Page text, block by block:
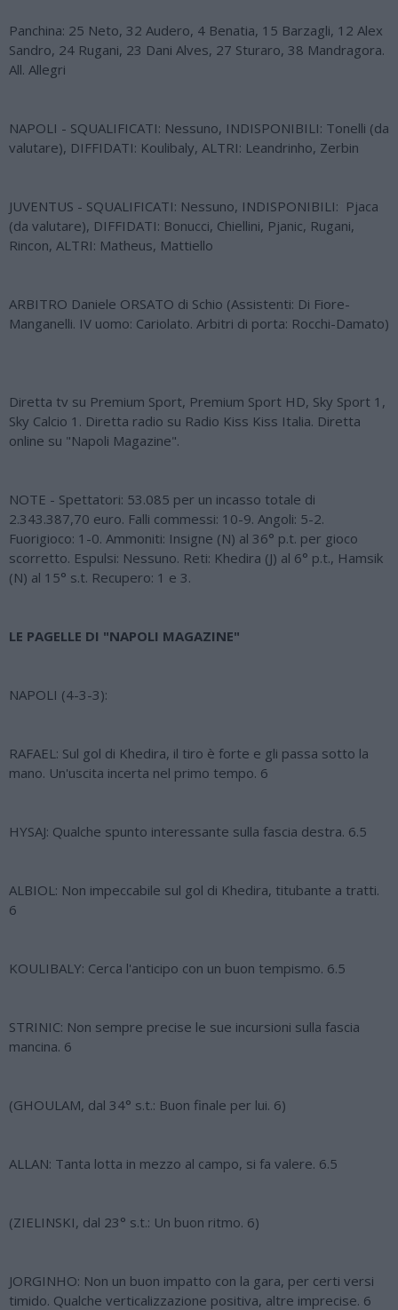
Panchina: 25 Neto, 32 Audero, 4 Benatia, 15 Barzagli, 12 Alex
Sandro, 24 Rugani, 23 Dani Alves, 27 Sturaro, 38 Mandragora.
All. Allegri
NAPOLI - SQUALIFICATI: Nessuno, INDISPONIBILI: Tonelli (da
valutare), DIFFIDATI: Koulibaly, ALTRI: Leandrinho, Zerbin
JUVENTUS - SQUALIFICATI: Nessuno, INDISPONIBILI: Pjaca
(da valutare), DIFFIDATI: Bonucci, Chiellini, Pjanic, Rugani,
Rincon, ALTRI: Matheus, Mattiello
ARBITRO Daniele ORSATO di Schio (Assistenti: Di Fiore-
Manganelli. IV uomo: Cariolato. Arbitri di porta: Rocchi-Damato)
Diretta tv su Premium Sport, Premium Sport HD, Sky Sport 1,
Sky Calcio 1. Diretta radio su Radio Kiss Kiss Italia. Diretta
online su "Napoli Magazine".
NOTE - Spettatori: 53.085 per un incasso totale di
2.343.387,70 euro. Falli commessi: 10-9. Angoli: 5-2.
Fuorigioco: 1-0. Ammoniti: Insigne (N) al 36° p.t. per gioco
scorretto. Espulsi: Nessuno. Reti: Khedira (J) al 6° p.t., Hamsik
(N) al 15° s.t. Recupero: 1 e 3.
LE PAGELLE DI "NAPOLI MAGAZINE"
NAPOLI (4-3-3):
RAFAEL: Sul gol di Khedira, il tiro è forte e gli passa sotto la
mano. Un'uscita incerta nel primo tempo. 6
HYSAJ: Qualche spunto interessante sulla fascia destra. 6.5
ALBIOL: Non impeccabile sul gol di Khedira, titubante a tratti.
6
KOULIBALY: Cerca l'anticipo con un buon tempismo. 6.5
STRINIC: Non sempre precise le sue incursioni sulla fascia
mancina. 6
(GHOULAM, dal 34° s.t.: Buon finale per lui. 6)
ALLAN: Tanta lotta in mezzo al campo, si fa valere. 6.5
(ZIELINSKI, dal 23° s.t.: Un buon ritmo. 6)
JORGINHO: Non un buon impatto con la gara, per certi versi
timido. Qualche verticalizzazione positiva, altre imprecise. 6